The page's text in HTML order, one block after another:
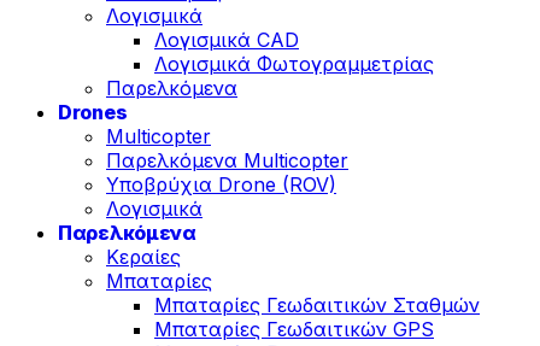
Λογισμικά
Λογισμικά CAD
Λογισμικά Φωτογραμμετρίας
Παρελκόμενα
Drones
Multicopter
Παρελκόμενα Multicopter
Υποβρύχια Drone (ROV)
Λογισμικά
Παρελκόμενα
Κεραίες
Μπαταρίες
Μπαταρίες Γεωδαιτικών Σταθμών
Μπαταρίες Γεωδαιτικών GPS